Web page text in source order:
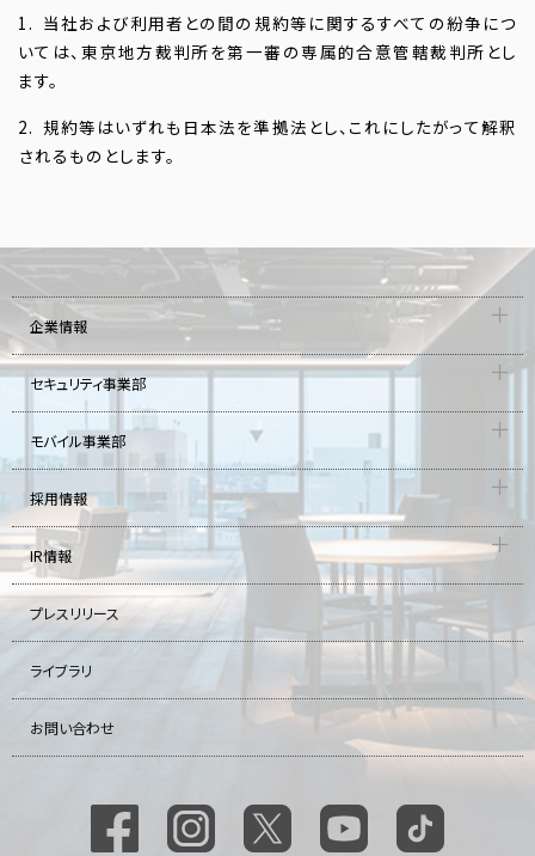
1. 当社および利用者との間の規約等に関するすべての紛争につ
いては、東京地方裁判所を第一審の専属的合意管轄裁判所とし
ます。
2. 規約等はいずれも日本法を準拠法とし、これにしたがって解釈
されるものとします。
企業情報
セキュリティ事業部
モバイル事業部
採用情報
IR情報
プレスリリース
ライブラリ
お問い合わせ